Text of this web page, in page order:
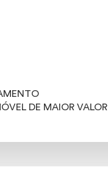
DE MAIOR VALOR